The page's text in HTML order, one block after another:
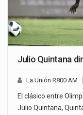
Julio Quintana
La Unión R800 AM
El clásico entre
Julio Quintana,